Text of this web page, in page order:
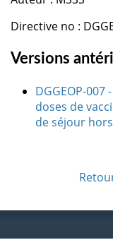
Directive no :
Versions
DGGEOP-
doses de
de séjour